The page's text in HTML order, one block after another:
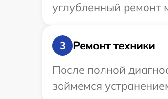
углубленный ремонт
3
Ремонт техники
После полной
займемся